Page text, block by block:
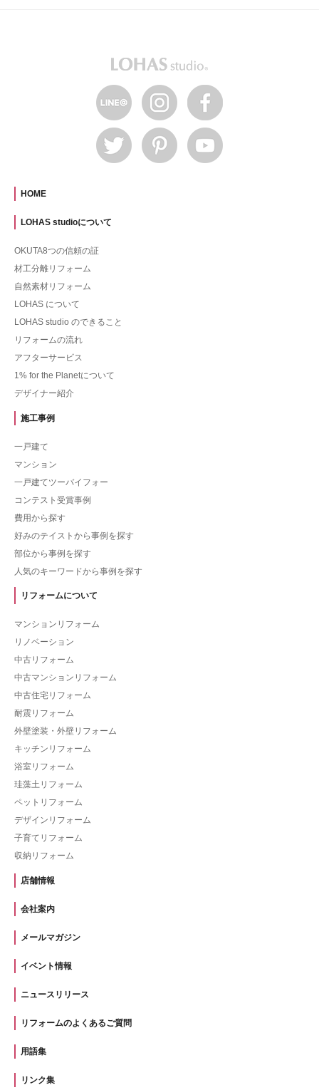
HOME
LOHAS studioについて
OKUTA8つの信頼の証
材工分離リフォーム
自然素材リフォーム
LOHAS について
LOHAS studio のできること
リフォームの流れ
アフターサービス
1% for the Planetについて
デザイナー紹介
施工事例
一戸建て
マンション
一戸建てツーバイフォー
コンテスト受賞事例
費用から探す
好みのテイストから事例を探す
部位から事例を探す
人気のキーワードから事例を探す
リフォームについて
マンションリフォーム
リノベーション
中古リフォーム
中古マンションリフォーム
中古住宅リフォーム
耐震リフォーム
外壁塗装・外壁リフォーム
キッチンリフォーム
浴室リフォーム
珪藻土リフォーム
ペットリフォーム
デザインリフォーム
子育てリフォーム
収納リフォーム
店舗情報
会社案内
メールマガジン
イベント情報
ニュースリリース
リフォームのよくあるご質問
用語集
リンク集